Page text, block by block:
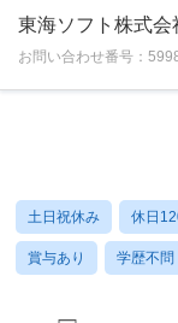
東海ソフト株式会
お問い合わせ番号：
土日祝休み 休日
賞与あり 学歴不問